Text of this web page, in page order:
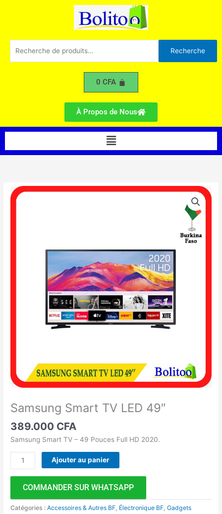
pour :
Recherche
0CFA
À Propos de Nous
Menu
Samsung Smart TV LED 49″
389.000 CFA
Samsung Smart TV – 49 Pouces Full HD 2020.
quantité
de
Ajouter au panier
COMMANDER SUR WHATSAPP
Catégories :Accessoires & Autres BF Électronique BF ,Gadgets